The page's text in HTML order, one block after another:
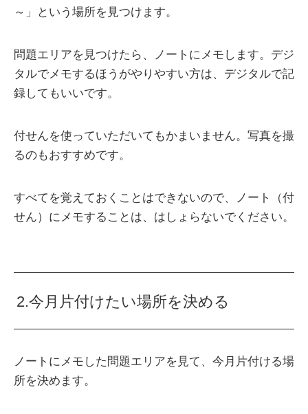
～」という場所を見つけます。
問題エリアを見つけたら、ノートにメモします。デジ
タルでメモするほうがやりやすい方は、デジタルで記
録してもいいです。
付せんを使っていただいてもかまいません。写真を撮
るのもおすすめです。
すべてを覚えておくことはできないので、ノート（付
せん）にメモすることは、はしょらないでください。
2.今月片付けたい場所を決める
ノートにメモした問題エリアを見て、今月片付ける場
所を決めます。